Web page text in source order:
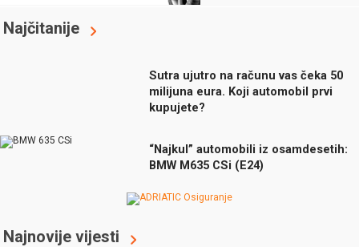
Najčitanije
Sutra ujutro na računu vas čeka 50
milijuna eura. Koji automobil prvi
kupujete?
“Najkul” automobili iz osamdesetih:
BMW M635 CSi (E24)
Najnovije vijesti